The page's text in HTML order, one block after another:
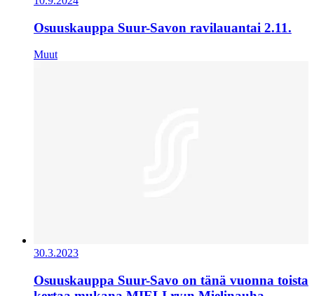
Osuuskauppa Suur-Savon ravilauantai 2.11.
Muut
30.3.2023
Osuuskauppa Suur-Savo on tänä vuonna toista